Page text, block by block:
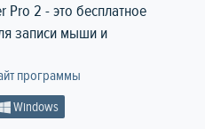
Pro 2 - это бесплатное
записи мыши и
программы
Windows